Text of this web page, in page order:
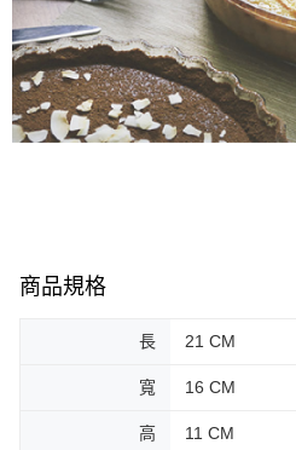
商品規格
長 21 CM
寬 16 CM
高 11 CM